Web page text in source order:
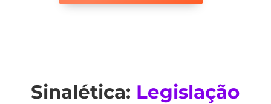
Sinalética: Legislação